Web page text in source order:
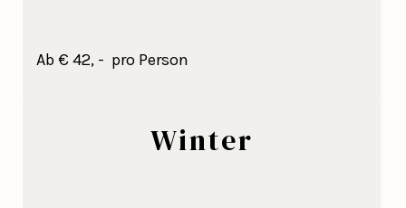
Ab € 42, - pro Person
Winter